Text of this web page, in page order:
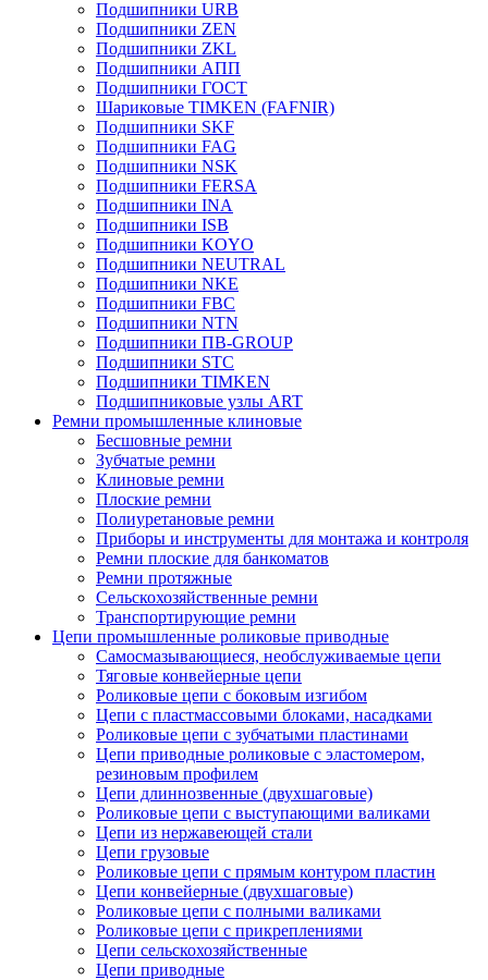
Подшипники URB
Подшипники ZEN
Подшипники ZKL
Подшипники АПП
Подшипники ГОСТ
Шариковые ТІMKEN (FAFNIR)
Подшипники SKF
Подшипники FAG
Подшипники NSK
Подшипники FERSA
Подшипники INA
Подшипники ISB
Подшипники KOYO
Подшипники NEUTRAL
Подшипники NKE
Подшипники FBC
Подшипники NTN
Подшипники ПВ-GROUP
Подшипники STC
Подшипники TIMKEN
Подшипниковые узлы ART
Ремни промышленные клиновые
Бесшовные ремни
Зубчатые ремни
Клиновые ремни
Плоские ремни
Полиуретановые ремни
Приборы и инструменты для монтажа и контроля
Ремни плоские для банкоматов
Ремни протяжные
Сельскохозяйственные ремни
Транспортирующие ремни
Цепи промышленные роликовые приводные
Самосмазывающиеся, необслуживаемые цепи
Тяговые конвейерные цепи
Роликовые цепи с боковым изгибом
Цепи с пластмассовыми блоками, насадками
Роликовые цепи с зубчатыми пластинами
Цепи приводные роликовые с эластомером,
резиновым профилем
Цепи длиннозвенные (двухшаговые)
Роликовые цепи с выступающими валиками
Цепи из нержавеющей стали
Цепи грузовые
Роликовые цепи с прямым контуром пластин
Цепи конвейерные (двухшаговые)
Роликовые цепи с полными валиками
Роликовые цепи с прикреплениями
Цепи сельскохозяйственные
Цепи приводные